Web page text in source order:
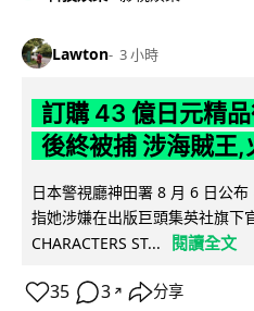
Lawton 3 小時
訂購 43 億日元精
後終被捕 涉海賊王,
日本警視廳神田署 8 月 6 日公
指她涉嫌在出版巨頭集英社旗下
CHARACTERS ST...
閱讀全文
35 3 ↗ 分享